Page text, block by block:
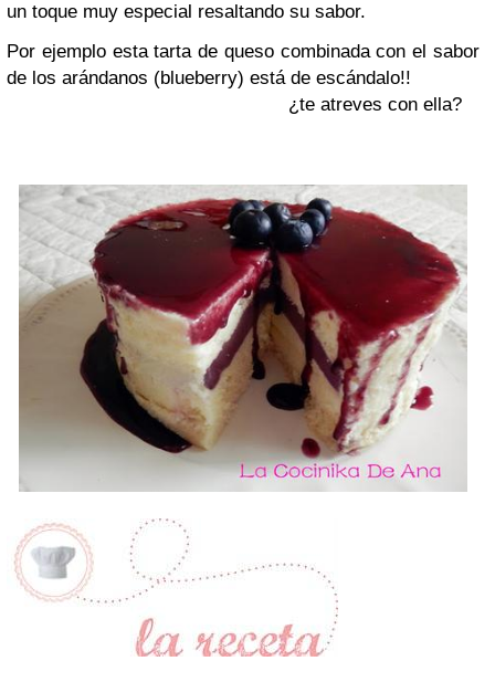
un toque muy especial resaltando su sabor.
Por ejemplo esta tarta de queso combinada con el sabor
de los arándanos (blueberry) está de escándalo!!
¿te atreves con ella?